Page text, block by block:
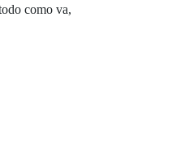
como va,